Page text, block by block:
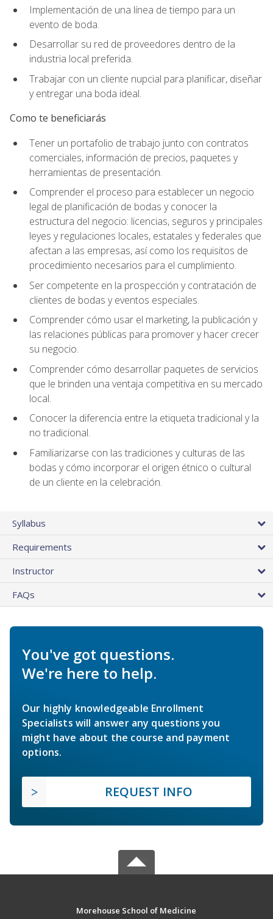
Implementación de una línea de tiempo para un
evento de boda.
Desarrollar su red de proveedores dentro de la
industria local preferida.
Trabajar con un cliente nupcial para planificar, diseñar
y entregar una boda ideal.
Como te beneficiarás
Tener un portafolio de trabajo junto con contratos
comerciales, información de precios, paquetes y
herramientas de presentación.
Comprender el proceso para establecer un negocio
legal de planificación de bodas y conocer la
estructura del negocio: licencias, seguros y principales
leyes y regulaciones locales, estatales y federales que
afectan a las empresas, así como los requisitos de
procedimiento necesarios para el cumplimiento.
Ser competente en la prospección y contratación de
clientes de bodas y eventos especiales.
Comprender cómo usar el marketing, la publicación y
las relaciones públicas para promover y hacer crecer
su negocio.
Comprender cómo desarrollar paquetes de servicios
que le brinden una ventaja competitiva en su mercado
local.
Conocer la diferencia entre la etiqueta tradicional y la
no tradicional.
Familiarizarse con las tradiciones y culturas de las
bodas y cómo incorporar el origen étnico o cultural
de un cliente en la celebración.
Syllabus
Requirements
Instructor
FAQs
You've got questions.
We're here to help.
Our highly knowledgeable Enrollment
Specialists will answer any questions you
might have about the course and payment
options.
REQUEST INFO
Morehouse School of Medicine